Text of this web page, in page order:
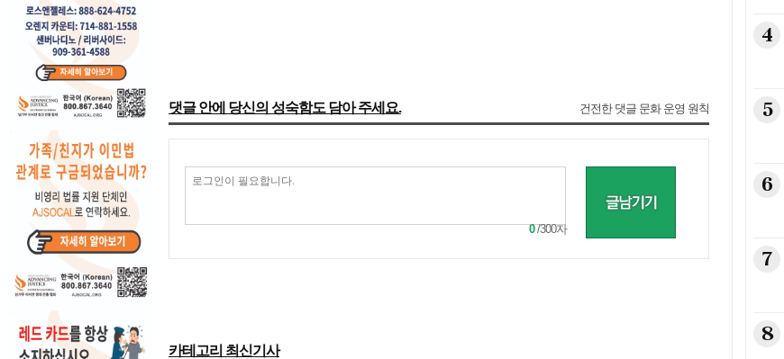
건전한 댓글 문화 운영 원칙
댓글 안에 당신의 성숙함도 담아 주세요.
0/300자
카테고리 최신기사
4
5
6
7
8